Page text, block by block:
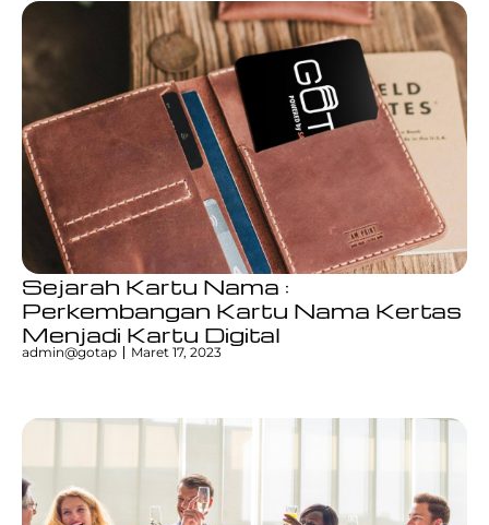
Sejarah Kartu Nama :
Perkembangan Kartu Nama Kertas
Menjadi Kartu Digital
admin@gotap Maret 17, 2023